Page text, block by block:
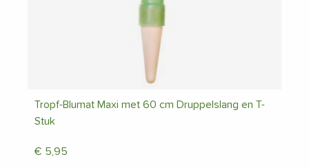
Tropf-Blumat Maxi met 60 cm Druppelslang en T-
Stuk
€ 5,95